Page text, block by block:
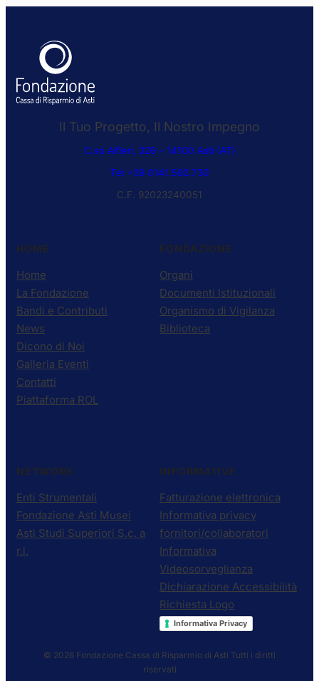
Il Tuo Progetto, Il Nostro Impegno
C.so Alfieri, 326 – 14100 Asti (AT)
Tel +39 0141.592.730
C.F. 92023240051
HOME
Home
La Fondazione
Bandi e Contributi
News
Dicono di Noi
Galleria Eventi
Contatti
Piattaforma ROL
FONDAZIONE
Organi
Documenti Istituzionali
Organismo di Vigilanza
Biblioteca
NETWORK
Enti Strumentali
Fondazione Asti Musei
Asti Studi Superiori S.c. a
r.l.
INFORMATIVE
Fatturazione elettronica
Informativa privacy
fornitori/collaboratori
Informativa
Videosorveglianza
Dichiarazione Accessibilità
Richiesta Logo
Informativa Privacy
© 2026 Fondazione Cassa di Risparmio di Asti Tutti i diritti
riservati